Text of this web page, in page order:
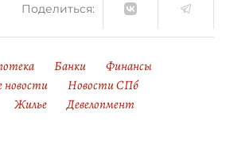
Поделиться:
Банки
Финансы
новости
Новости СПб
Жилье Девелопмент